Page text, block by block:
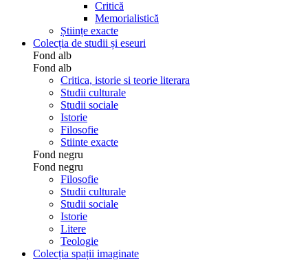
Critică
Memorialistică
Științe exacte
Colecția de studii și eseuri
Fond alb
Fond alb
Critica, istorie si teorie literara
Studii culturale
Studii sociale
Istorie
Filosofie
Stiinte exacte
Fond negru
Fond negru
Filosofie
Studii culturale
Studii sociale
Istorie
Litere
Teologie
Colecția spații imaginate